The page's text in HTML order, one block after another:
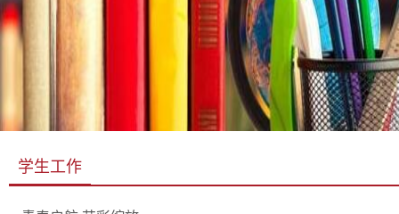
学生工作